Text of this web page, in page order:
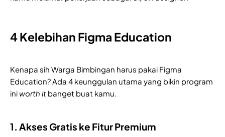
4 Kelebihan Figma Education
Kenapa sih Warga Bimbingan harus pakai Figma
Education? Ada 4 keunggulan utama yang bikin program
iniworth it banget buat kamu.
1. Akses Gratis ke Fitur Premium